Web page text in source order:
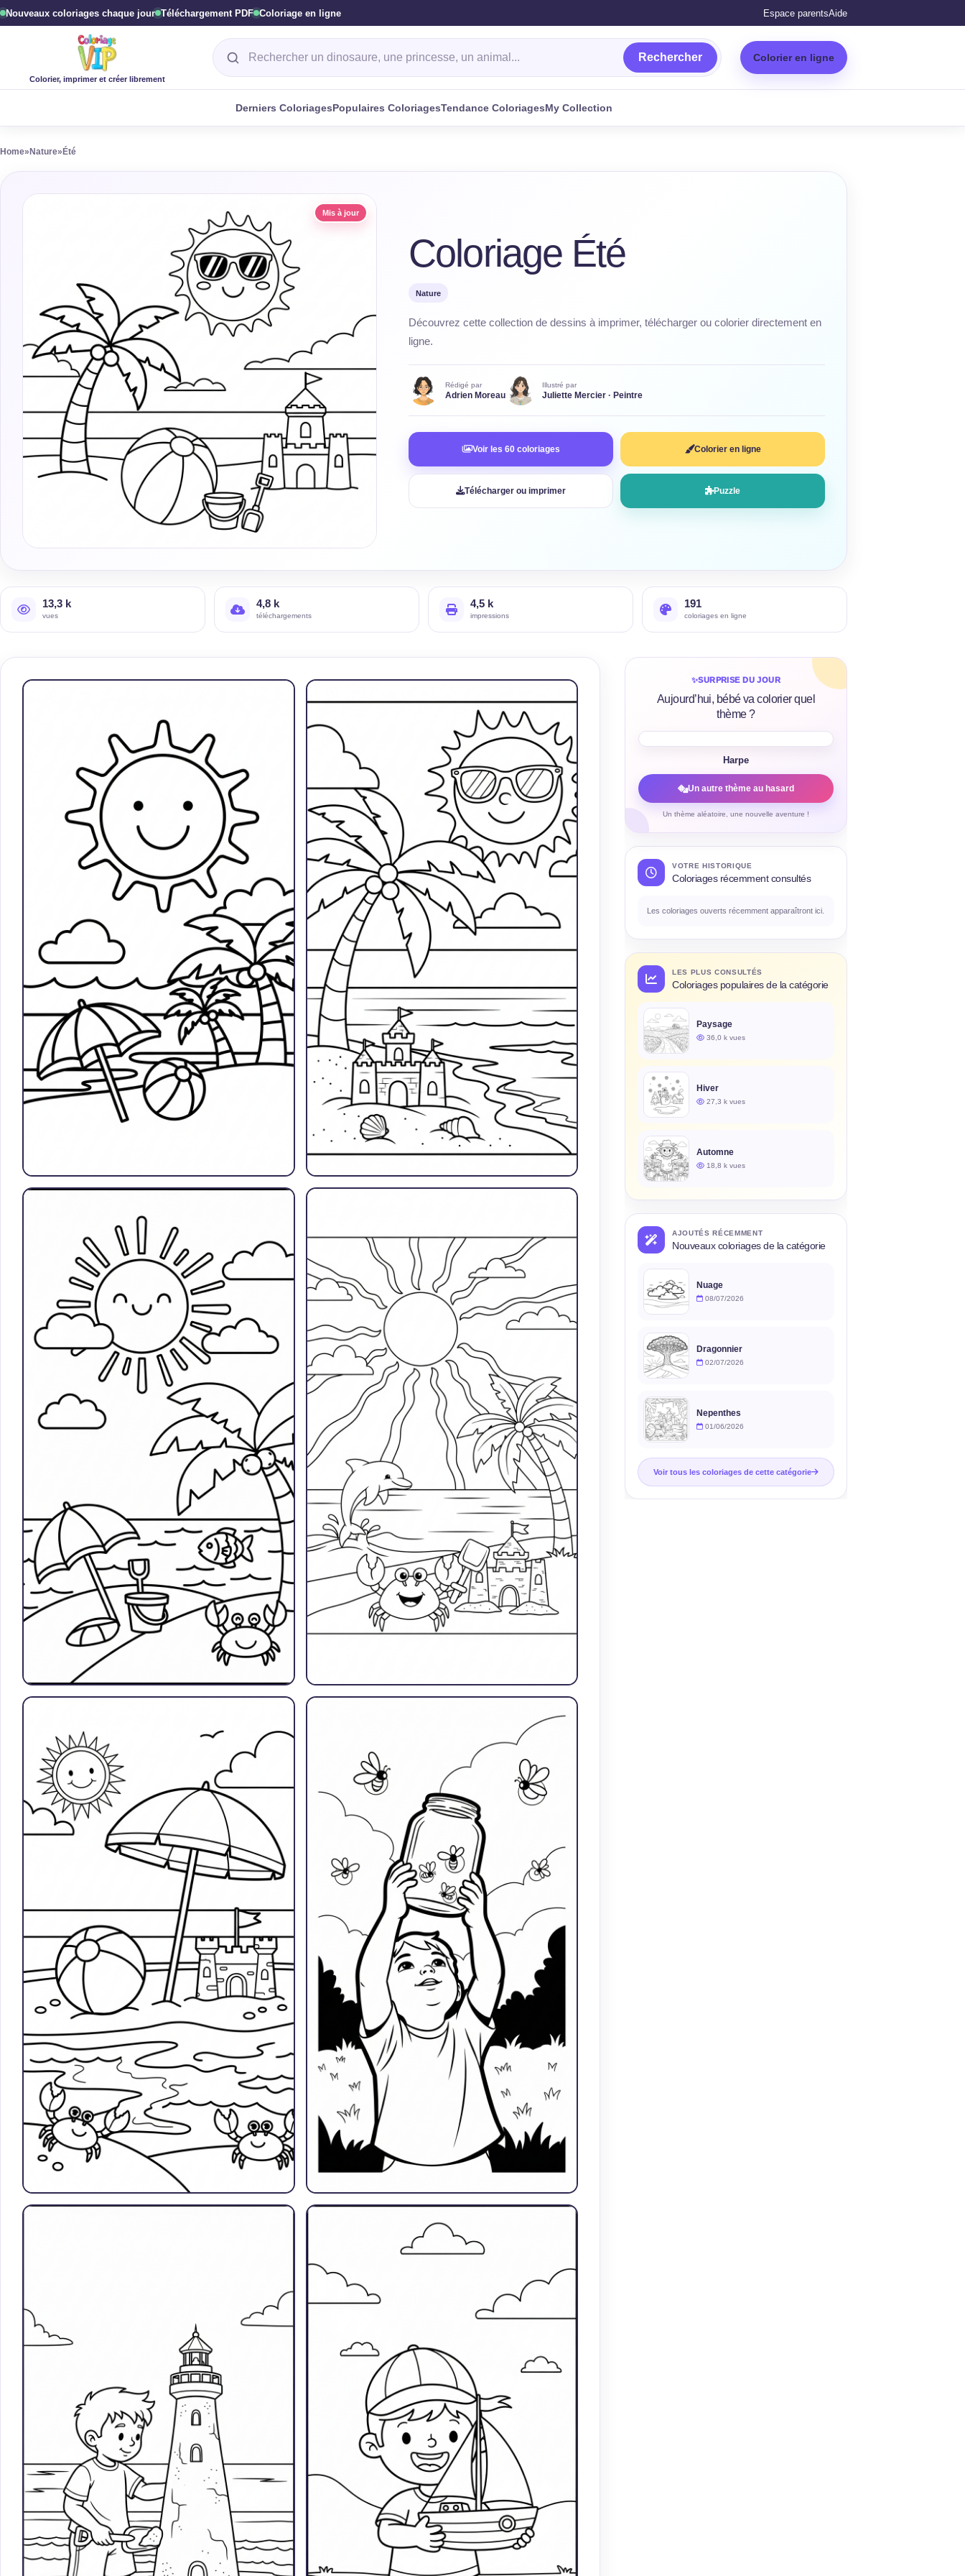
Nouveaux coloriages chaque jour Téléchargement PDF Coloriage en ligne Espace parentsAide
Colorier, imprimer et créer librement
Rechercher un coloriage
Rechercher Colorier en ligne
Derniers ColoriagesPopulaires ColoriagesTendance ColoriagesMy Collection
Home» Nature» Été
Mis à jour
Coloriage Été
Nature
Découvrez cette collection de dessins à imprimer, télécharger ou colorier directement en
ligne.
Rédigé par
Adrien Moreau
Illustré par
Juliette Mercier · Peintre
Voir les 60 coloriages Colorier en ligne
Télécharger ou imprimer Puzzle
13,3 k
vues
4,8 k
téléchargements
4,5 k
impressions
191
coloriages en ligne
✨SURPRISE DU JOUR
Aujourd’hui, bébé va colorier quel
thème ?
Harpe
Un autre thème au hasard
Un thème aléatoire, une nouvelle aventure !
VOTRE HISTORIQUE
Coloriages récemment consultés
Les coloriages ouverts récemment apparaîtront ici.
LES PLUS CONSULTÉS
Coloriages populaires de la catégorie
Paysage
36,0 k vues
Hiver
27,3 k vues
Automne
18,8 k vues
AJOUTÉS RÉCEMMENT
Nouveaux coloriages de la catégorie
Nuage
08/07/2026
Dragonnier
02/07/2026
Nepenthes
01/06/2026
Voir tous les coloriages de cette catégorie